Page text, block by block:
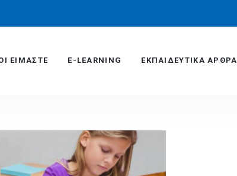
ΕΙΜΑΣΤΕ E-LEARNING ΕΚΠΑΙΔΕΥΤΙΚΆ ΑΡΘΡΑ